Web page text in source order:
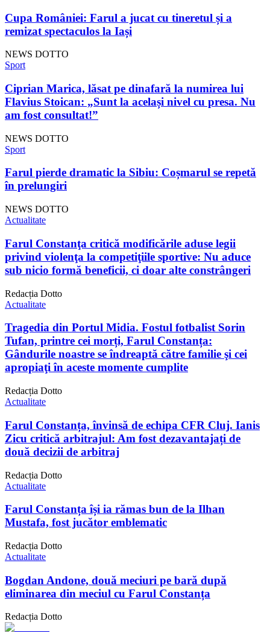
Cupa României: Farul a jucat cu tineretul și a
remizat spectaculos la Iași
NEWS DOTTO
Sport
Ciprian Marica, lăsat pe dinafară la numirea lui
Flavius ​​Stoican: „Sunt la același nivel cu presa. Nu
am fost consultat!”
NEWS DOTTO
Sport
Farul pierde dramatic la Sibiu: Coșmarul se repetă
în prelungiri
NEWS DOTTO
Actualitate
Farul Constanţa critică modificările aduse legii
privind violenţa la competiţiile sportive: Nu aduce
sub nicio formă beneficii, ci doar alte constrângeri
Redacția Dotto
Actualitate
Tragedia din Portul Midia. Fostul fotbalist Sorin
Tufan, printre cei morți, Farul Constanța:
Gândurile noastre se îndreaptă către familie şi cei
apropiaţi în aceste momente cumplite
Redacția Dotto
Actualitate
Farul Constanța, învinsă de echipa CFR Cluj. Ianis
Zicu critică arbitrajul: Am fost dezavantajați de
două decizii de arbitraj
Redacția Dotto
Actualitate
Farul Constanța își ia rămas bun de la Ilhan
Mustafa, fost jucător emblematic
Redacția Dotto
Actualitate
Bogdan Andone, două meciuri pe bară după
eliminarea din meciul cu Farul Constanța
Redacția Dotto